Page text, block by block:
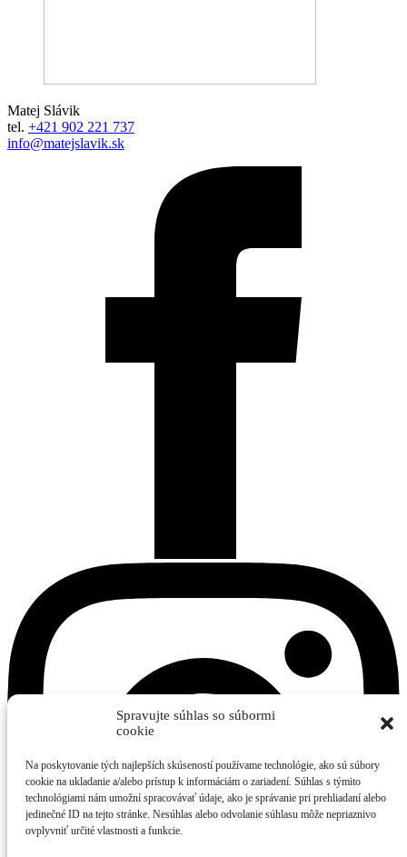
Spravujte súhlas so súbormi
cookie
Na poskytovanie tých najlepších skúseností používame technológie, ako sú súbory
cookie na ukladanie a/alebo prístup k informáciám o zariadení. Súhlas s týmito
technológiami nám umožní spracovávať údaje, ako je správanie pri prehliadaní alebo
jedinečné ID na tejto stránke. Nesúhlas alebo odvolanie súhlasu môže nepriaznivo
ovplyvniť určité vlastnosti a funkcie.
Matej Slávik
tel. +421 902 221 737
info@matejslavik.sk